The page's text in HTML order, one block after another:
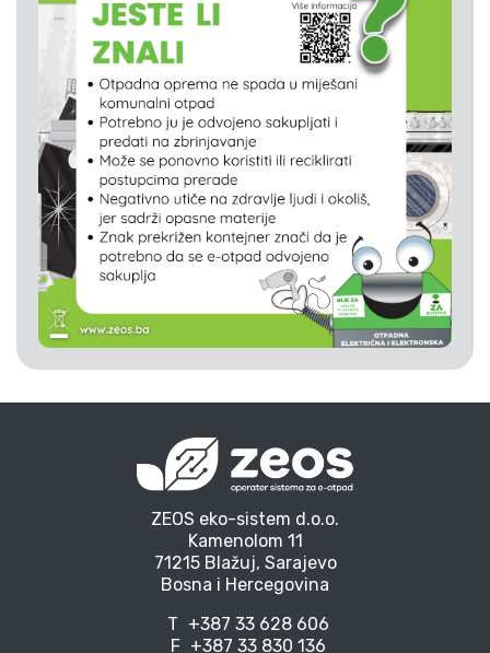
ZEOS eko-sistem d.o.o.
Kamenolom 11
71215 Blažuj, Sarajevo
Bosna i Hercegovina
T +387 33 628 606
F +387 33 830 136